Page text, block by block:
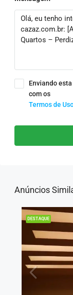
Enviando
com os
Termos de
Anúncios
DESTAQUE